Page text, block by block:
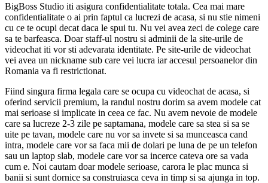
BigBoss Studio iti asigura confidentialitate totala. Cea mai mare
confidentialitate o ai prin faptul ca lucrezi de acasa, si nu stie nimeni
cu ce te ocupi decat daca le spui tu. Nu vei avea zeci de colege care
sa te barfeasca. Doar staff-ul nostru si adminii de la site-urile de
videochat iti vor sti adevarata identitate. Pe site-urile de videochat
vei avea un nickname sub care vei lucra iar accesul persoanelor din
Romania va fi restrictionat.
Fiind singura firma legala care se ocupa cu videochat de acasa, si
oferind servicii premium, la randul nostru dorim sa avem modele cat
mai serioase si implicate in ceea ce fac. Nu avem nevoie de modele
care sa lucreze 2-3 zile pe saptamana, modele care sa stea si sa se
uite pe tavan, modele care nu vor sa invete si sa munceasca cand
intra, modele care vor sa faca mii de dolari pe luna de pe un telefon
sau un laptop slab, modele care vor sa incerce cateva ore sa vada
cum e. Noi cautam doar modele serioase, carora le plac munca si
banii si sunt dornice sa construiasca ceva in timp si sa ajunga in top.